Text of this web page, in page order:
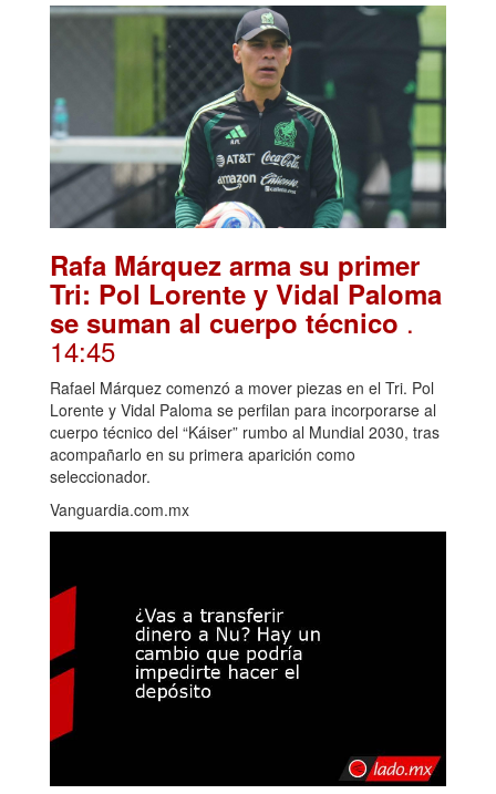
Rafa Márquez arma su primer
Tri: Pol Lorente y Vidal Paloma
se suman al cuerpo técnico .
14:45
Rafael Márquez comenzó a mover piezas en el Tri. Pol
Lorente y Vidal Paloma se perfilan para incorporarse al
cuerpo técnico del “Káiser” rumbo al Mundial 2030, tras
acompañarlo en su primera aparición como
seleccionador.
Vanguardia.com.mx